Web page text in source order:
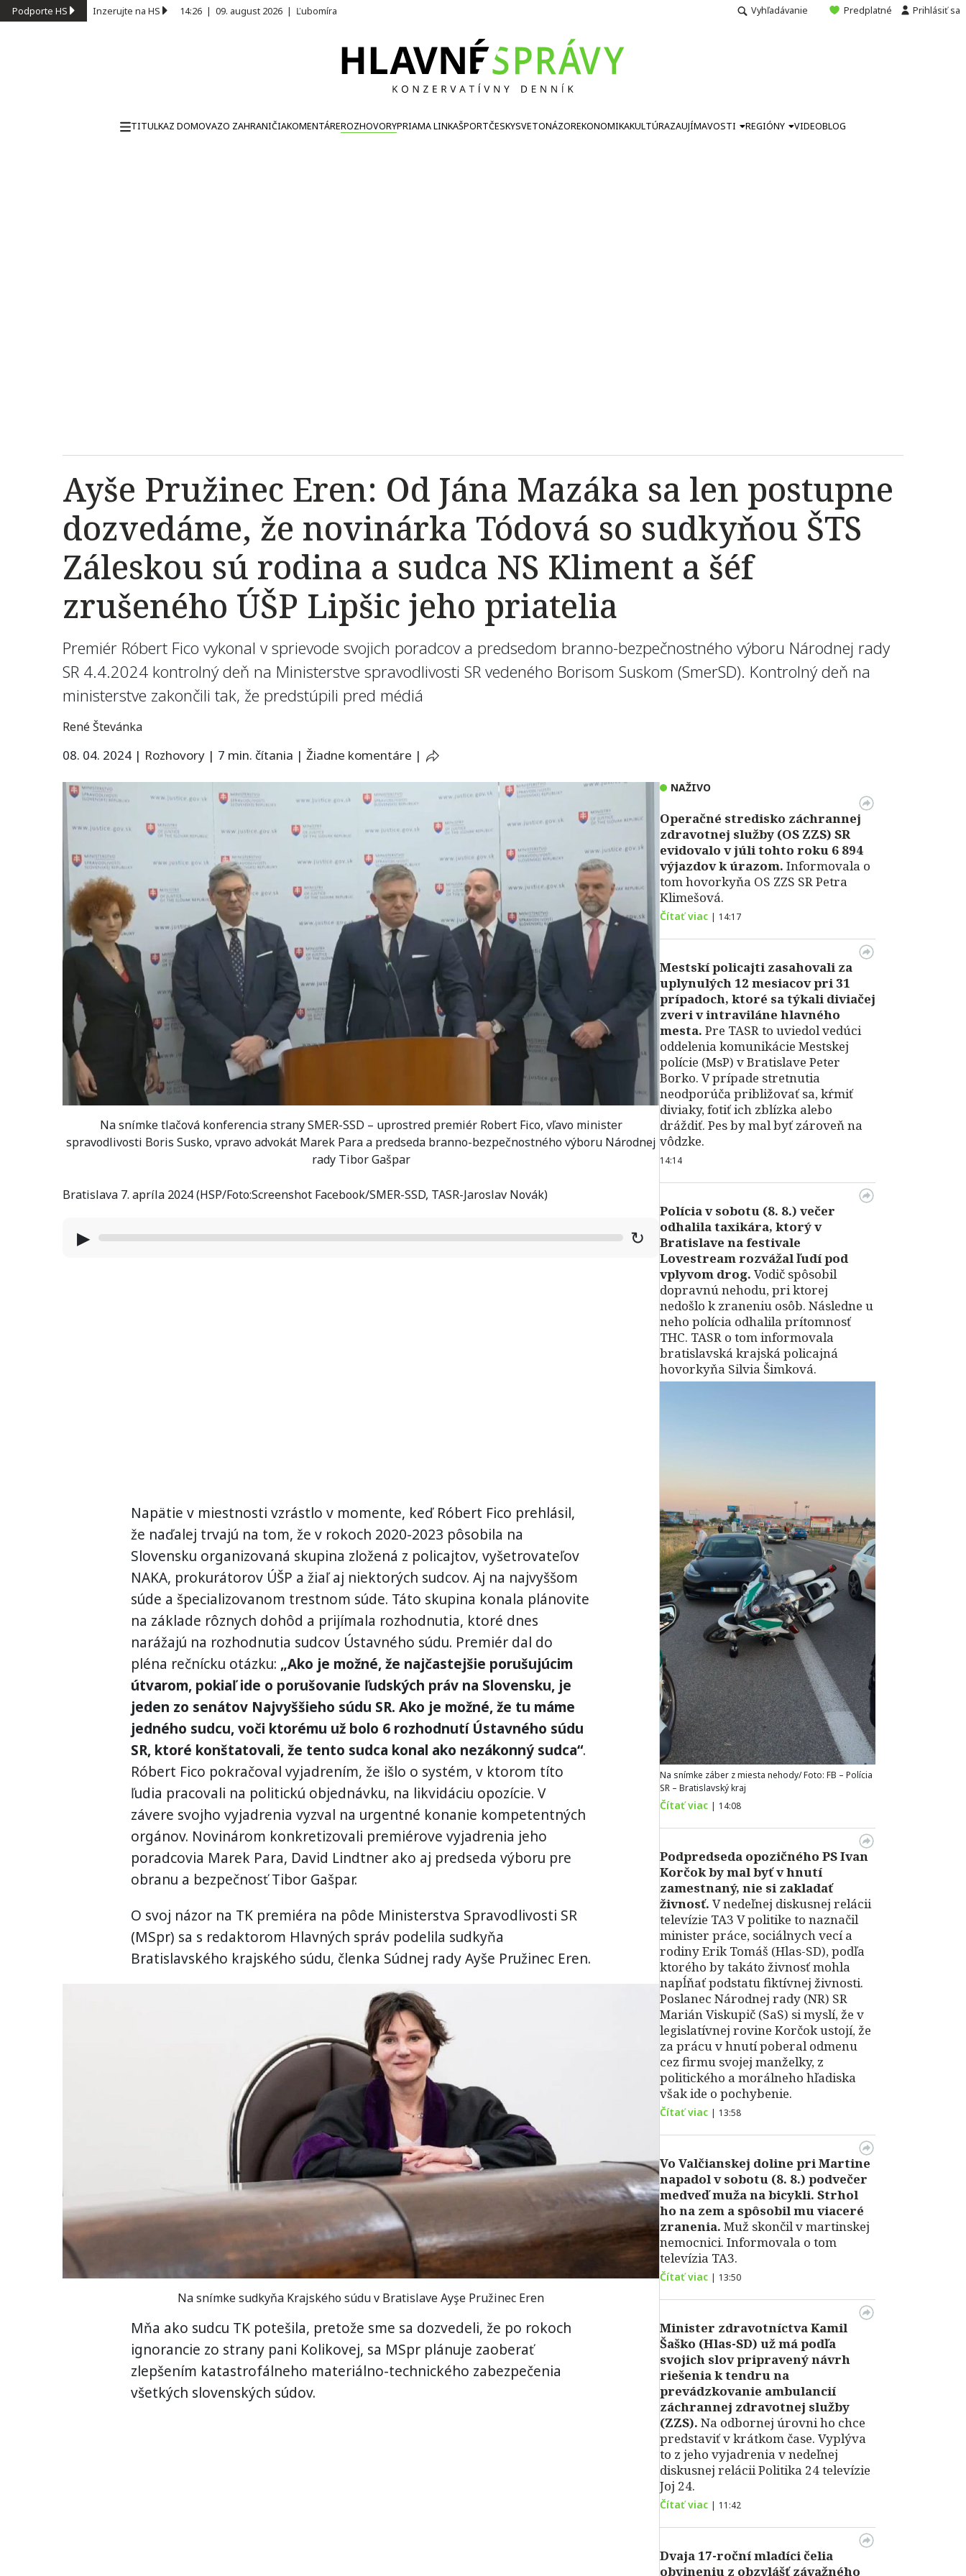
Podporte HS Inzerujte na HS 14:26 | 09. august 2026 | Ľubomíra Vyhľadávanie Predplatné Prihlásiť sa
TITULKAZ DOMOVAZO ZAHRANIČIAKOMENTÁREROZHOVORYPRIAMA LINKAŠPORTČESKYSVETONÁZOREKONOMIKAKULTÚRAZAUJÍMAVOSTI REGIÓNY VIDEOBLOG
Ayše Pružinec Eren: Od Jána Mazáka sa len postupne
dozvedáme, že novinárka Tódová so sudkyňou ŠTS
Záleskou sú rodina a sudca NS Kliment a šéf
zrušeného ÚŠP Lipšic jeho priatelia
Premiér Róbert Fico vykonal v sprievode svojich poradcov a predsedom branno-bezpečnostného výboru Národnej rady
SR 4.4.2024 kontrolnýdeň na Ministerstve spravodlivosti SR vedeného Borisom Suskom (SmerSD). Kontrolný deň na
ministerstve zakončili tak, že predstúpili pred médiá
René Števánka
08. 04. 2024 | Rozhovory | 7 min. čítania | Žiadne komentáre |
Na snímke tlačová konferencia strany SMER-SSD – uprostred premiér Robert Fico, vľavo minister
spravodlivosti Boris Susko, vpravo advokát Marek Para a predseda branno-bezpečnostného výboru Národnej
rady Tibor Gašpar
Bratislava 7. apríla 2024 (HSP/Foto:Screenshot Facebook/SMER-SSD, TASR-Jaroslav Novák)
▶ ↻
Napätie v miestnosti vzrástlo v momente, keď Róbert Fico prehlásil,
že naďalej trvajú na tom, že v rokoch 2020-2023 pôsobila na
Slovensku organizovaná skupina zložená z policajtov, vyšetrovateľov
NAKA, prokurátorov ÚŠP a žiaľ aj niektorých sudcov. Aj na najvyššom
súde a špecializovanom trestnom súde. Táto skupina konala plánovite
na základe rôznych dohôd a prijímala rozhodnutia, ktoré dnes
narážajú na rozhodnutia sudcov Ústavného súdu. Premiér dal do
pléna rečnícku otázku: „Ako je možné, že najčastejšie porušujúcim
útvarom, pokiaľ ide o porušovanie ľudských práv na Slovensku, je
jeden zo senátov Najvyššieho súdu SR. Ako je možné, že tu máme
jedného sudcu, voči ktorému už bolo 6 rozhodnutí Ústavného súdu
SR, ktoré konštatovali, že tento sudca konal ako nezákonný sudca“.
Róbert Fico pokračoval vyjadrením, že išlo o systém, v ktorom títo
ľudia pracovali na politickú objednávku, na likvidáciu opozície. V
závere svojho vyjadrenia vyzval na urgentné konanie kompetentných
orgánov. Novinárom konkretizovali premiérove vyjadrenia jeho
poradcovia Marek Para, David Lindtner ako aj predseda výboru pre
obranu a bezpečnosť Tibor Gašpar.
O svoj názor na TK premiéra na pôde Ministerstva Spravodlivosti SR
(MSpr) sa s redaktorom Hlavných správ podelila sudkyňa
Bratislavského krajského súdu, členka Súdnej rady Ayše Pružinec Eren.
Na snímke sudkyňa Krajského súdu v Bratislave Ayşe Pružinec Eren
Mňa ako sudcu TK potešila, pretože sme sa dozvedeli, že po rokoch
ignorancie zo strany pani Kolikovej, sa MSpr plánuje zaoberať
zlepšením katastrofálneho materiálno-technického zabezpečenia
všetkých slovenských súdov.
NAŽIVO
Operačné stredisko záchrannej
zdravotnej služby (OS ZZS) SR
evidovalo v júli tohto roku 6 894
výjazdov k úrazom. Informovala o
tom hovorkyňa OS ZZS SR Petra
Klimešová.
Čítať viac | 14:17
Mestskí policajti zasahovali za
uplynulých 12 mesiacov pri 31
prípadoch, ktoré sa týkali diviačej
zveri v intraviláne hlavného
mesta. Pre TASR to uviedol vedúci
oddelenia komunikácie Mestskej
polície (MsP) v Bratislave Peter
Borko. V prípade stretnutia
neodporúča približovať sa, kŕmiť
diviaky, fotiť ich zblízka alebo
dráždiť. Pes by mal byť zároveň na
vôdzke.
14:14
Polícia v sobotu (8. 8.) večer
odhalila taxikára, ktorý v
Bratislave na festivale
Lovestream rozvážal ľudí pod
vplyvom drog. Vodič spôsobil
dopravnú nehodu, pri ktorej
nedošlo k zraneniu osôb. Následne u
neho polícia odhalila prítomnosť
THC. TASR o tom informovala
bratislavská krajská policajná
hovorkyňa Silvia Šimková.
Na snímke záber z miesta nehody/ Foto: FB – Polícia
SR – Bratislavský kraj
Čítať viac | 14:08
Podpredseda opozičného PS Ivan
Korčok by mal byť v hnutí
zamestnaný, nie si zakladať
živnosť. V nedeľnej diskusnej relácii
televízie TA3 V politike to naznačil
minister práce, sociálnych vecí a
rodiny Erik Tomáš (Hlas-SD), podľa
ktorého by takáto živnosť mohla
napĺňať podstatu fiktívnej živnosti.
Poslanec Národnej rady (NR) SR
Marián Viskupič (SaS) si myslí, že v
legislatívnej rovine Korčok ustojí, že
za prácu v hnutí poberal odmenu
cez firmu svojej manželky, z
politického a morálneho hľadiska
však ide o pochybenie.
Čítať viac | 13:58
Vo Valčianskej doline pri Martine
napadol v sobotu (8. 8.) podvečer
medveď muža na bicykli. Strhol
ho na zem a spôsobil mu viaceré
zranenia. Muž skončil v martinskej
nemocnici. Informovala o tom
televízia TA3.
Čítať viac | 13:50
Minister zdravotníctva Kamil
Šaško (Hlas-SD) už má podľa
svojich slov pripravený návrh
riešenia k tendru na
prevádzkovanie ambulancií
záchrannej zdravotnej služby
(ZZS). Na odbornej úrovni ho chce
predstaviť v krátkom čase. Vyplýva
to z jeho vyjadrenia v nedeľnej
diskusnej relácii Politika 24 televízie
Joj 24.
Čítať viac | 11:42
Dvaja 17-roční mladíci čelia
obvineniu z obzvlášť závažného